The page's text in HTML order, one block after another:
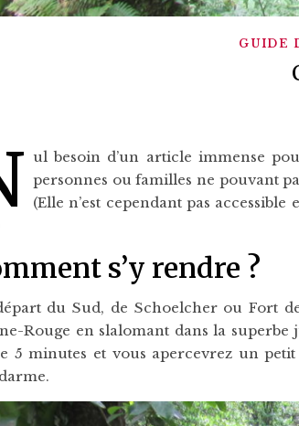
GUIDE
ul besoin d’un article immense
personnes ou familles ne pouvant
(Elle n’est cependant pas
s’y rendre ?
du Sud, de Schoelcher ou Fort
Rouge en slalomant dans la
5 minutes et vous apercevrez un